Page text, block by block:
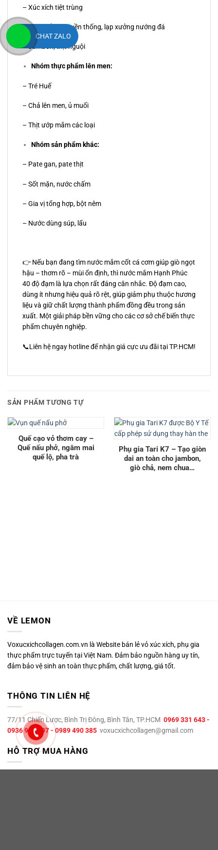
– Xúc xích tiệt trùng
– Lạp xưởng truyền thống, lạp xưởng nướng đá
– Jambon, thịt nguội
Nhóm thực phẩm lên men:
– Tré Huế
– Chả lên men, ủ muối
– Thịt ướp mắm các loại
Nhóm sản phẩm khác:
– Pate gan, pate thịt
– Sốt mặn, nước chấm
– Gia vị tổng hợp, bột nêm
– Nước dùng súp, lẩu
👉 Nếu bạn đang tìm nước mắm cốt cá cơm giúp giò ngọt
hậu – thơm rõ – mùi ổn định, thì nước mắm Hạnh Phúc
40 độ đạm là lựa chọn rất đáng cân nhắc. Độ đạm cao,
dùng ít nhưng hiệu quả rõ rệt, giúp giảm phụ thuộc hương
liệu và giữ chất lượng thành phẩm đồng đều trong sản
xuất. Một giải pháp bền vững cho các cơ sở chế biến thực
phẩm chuyên nghiệp.
📞Liên hệ ngay hotline để nhận giá cực ưu đãi tại TP.HCM!
SẢN PHẨM TƯƠNG TỰ
Quế cạo vỏ thơm cay –
Quế nấu phở, ngâm mai
quế lộ, pha trà
Phụ gia Tari K7 – Tạo giòn
dai an toàn cho jambon,
giò chả, nem chua…
VỀ LEMON
Voxucxichcollagen.com.vn là Website bán lẻ vỏ xúc xích, phụ gia
thực phẩm trực tuyến tại Việt Nam. Đảm bảo nguồn hàng uy tín,
đảm bảo vệ sinh an toàn thực phẩm, chất lượng, giá tốt.
THÔNG TIN LIÊN HỆ
77/11 Chiến Lược, Bình Trị Đông, Bình Tân, TP.HCM 0969 331 643 -
0936 995 897 - 0989 490 385 voxucxichcollagen@gmail.com
HỖ TRỢ MUA HÀNG
CHAT ZALO